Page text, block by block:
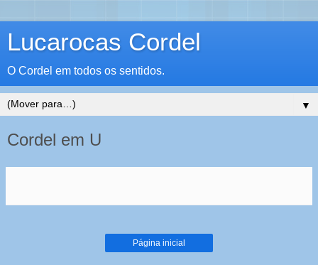
Lucarocas Cordel
O Cordel em todos os sentidos.
▼
Cordel em U
Página inicial